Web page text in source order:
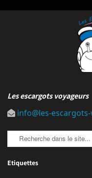
Les escargots voyageurs
info@les-
Etiquettes